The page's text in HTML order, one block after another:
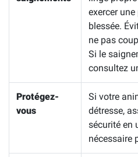
exercer
blessée.
ne pas
Si le
consultez
Protégez-
vous
Si votre
détresse,
sécurité en
nécessaire